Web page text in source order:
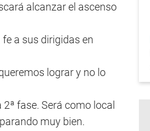
alcanzar el ascenso
a sus dirigidas en
lograr y no lo
fase. Será como local
muy bien.